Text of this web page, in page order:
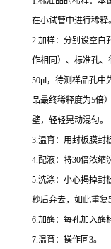
在小试管中进行稀释。
2.加样：分别设空白
作相同）、标准孔
50μl，待测样品孔中
品最终稀释度为5倍
壁，轻轻晃动混匀。
3.温育：用封板膜封
4.配液：将30倍浓缩
5.洗涤：小心揭掉封
秒后弃去，如此重复
6.加酶：每孔加入酶
7.温育：操作同 3。